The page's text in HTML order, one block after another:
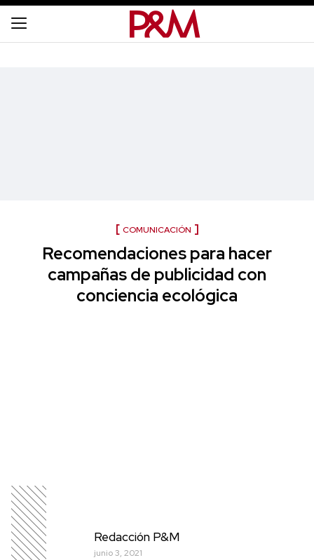
COMUNICACIÓN
Recomendaciones para hacer
campañas de publicidad con
conciencia ecológica
Redacción P&M
junio 3, 2021